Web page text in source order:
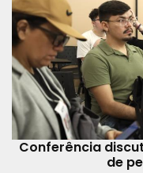
Conferência
de